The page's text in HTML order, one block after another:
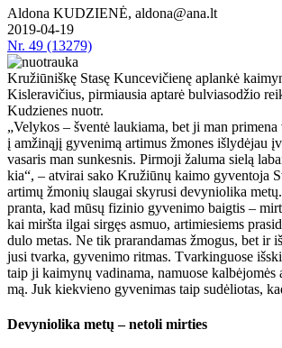
Aldona KUDZIENĖ, aldona@ana.lt
2019-04-19
Nr. 49 (13279)
Kružiūniškę Stasę Kuncevičienę aplankė
Kisleravičius, pirmiausia aptarė bulviasodžio
Kudzienes nuotr.
„Ve­ly­kos – šven­tė lau­kia­ma, bet ji man
į am­ži­ną­jį gy­ve­ni­mą ar­ti­mus žmo­nes iš­ly­dė­jau
va­sa­ris man sun­kes­nis. Pir­mo­ji ža­lu­ma sie­lą
kia“, – at­vi­rai sa­ko Kru­žiū­nų kai­mo gy­ven­to­ja
ar­ti­mų žmo­nių slau­gai sky­ru­si de­vy­nio­li­ka
pran­ta, kad mū­sų fi­zi­nio gy­ve­ni­mo baig­tis –
kai mirš­ta il­gai sir­gęs as­muo, ar­ti­mie­siems
du­lo me­tas. Ne tik pra­ran­da­mas žmo­gus, bet ir
ju­si tvar­ka, gy­ve­ni­mo rit­mas. Tvar­kin­guo­se
taip ji kai­my­nų va­di­na­ma, na­muo­se
mą. Juk kiek­vie­no gy­ve­ni­mas taip su­dė­lio­tas,
De­vy­nio­li­ka me­tų – ne­to­li mir­ties